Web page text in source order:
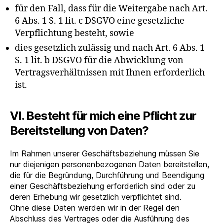
für den Fall, dass für die Weitergabe nach Art.
6 Abs. 1 S. 1 lit. c DSGVO eine gesetzliche
Verpflichtung besteht, sowie
dies gesetzlich zulässig und nach Art. 6 Abs. 1
S. 1 lit. b DSGVO für die Abwicklung von
Vertragsverhältnissen mit Ihnen erforderlich
ist.
VI. Besteht für mich eine Pflicht zur
Bereitstellung von Daten?
Im Rahmen unserer Geschäftsbeziehung müssen Sie
nur diejenigen personenbezogenen Daten bereitstellen,
die für die Begründung, Durchführung und Beendigung
einer Geschäftsbeziehung erforderlich sind oder zu
deren Erhebung wir gesetzlich verpflichtet sind.
Ohne diese Daten werden wir in der Regel den
Abschluss des Vertrages oder die Ausführung des